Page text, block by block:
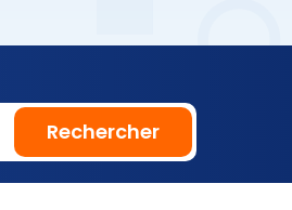
Rechercher